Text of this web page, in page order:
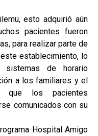
esto adquirió aún
pacientes fueron
para realizar parte de
establecimiento, lo
sistemas de horario
a los familiares y el
que los pacientes
comunicados con su
Hospital Amigo